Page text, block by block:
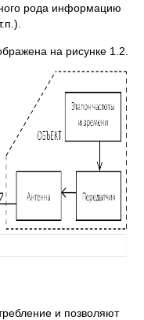
рода информацию
на рисунке 1.2.
и позволяют